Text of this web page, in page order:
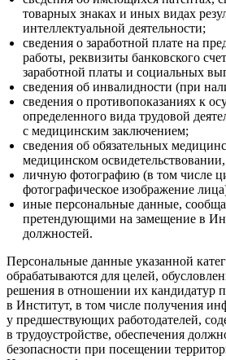
товарных знаках и иных видах
интеллектуальной деятельности;
сведения о заработной плате на
работы, реквизиты банковского
заработной платы и социальных
сведения об инвалидности (при
сведения о противопоказаниях к
определенного вида трудовой
с медицинским заключением;
сведения об обязательных
медицинском
личную фотографию (в том числе
фотографическое изображение
иные персональные данные,
претендующими на замещение в
должностей.
Персональные данные указанной
обрабатываются для целей,
решения в отношении их кандидатур
в Институт, в том числе получения
у предшествующих работодателей,
в трудоустройстве, обеспечения
безопасности при посещении